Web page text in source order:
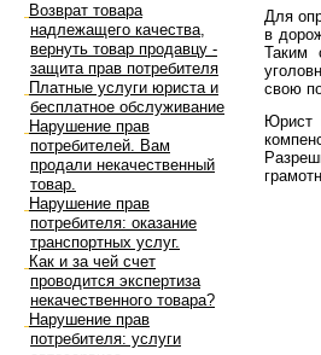
Возврат товара
надлежащего качества,
вернуть товар продавцу -
защита прав потребителя
Платные услуги юриста и
бесплатное обслуживание
Нарушение прав
потребителей. Вам
продали некачественный
товар.
Нарушение прав
потребителя: оказание
транспортных услуг.
Как и за чей счет
проводится экспертиза
некачественного товара?
Нарушение прав
потребителя: услуги
Для
в
Таким
свою
Юрист